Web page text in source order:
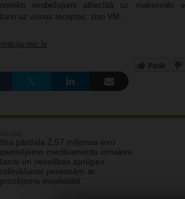
ierobežojumi attiecībā uz maksimālo
uz vienas receptes, ziņo VM.
mic.lv
Patīk
pārdala 2,57 miljonus eiro
medikamentu izmaksu
un veselības aprūpes
personām ar
invaliditāti